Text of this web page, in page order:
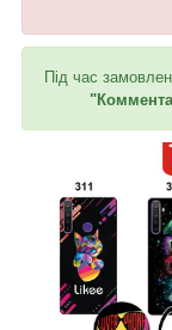
Під час